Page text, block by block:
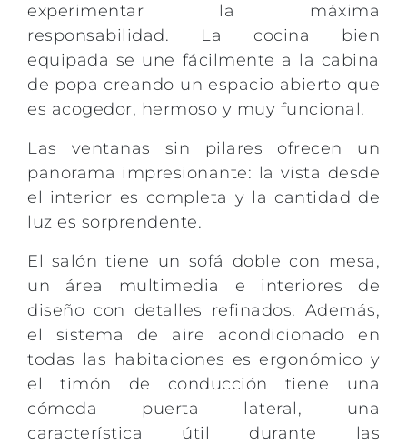
experimentar la máxima
responsabilidad. La cocina bien
equipada se une fácilmente a la cabina
de popa creando un espacio abierto que
es acogedor, hermoso y muy funcional.
Las ventanas sin pilares ofrecen un
panorama impresionante: la vista desde
el interior es completa y la cantidad de
luz es sorprendente.
El salón tiene un sofá doble con mesa,
un área multimedia e interiores de
diseño con detalles refinados. Además,
el sistema de aire acondicionado en
todas las habitaciones es ergonómico y
el timón de conducción tiene una
cómoda puerta lateral, una
característica útil durante las